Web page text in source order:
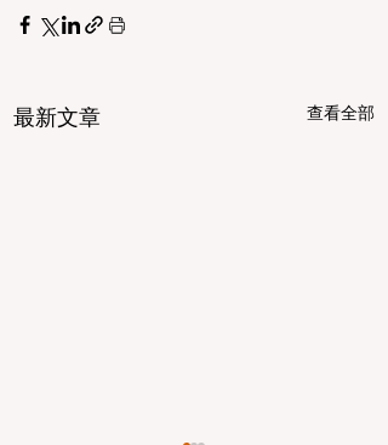
最新文章 查看全部